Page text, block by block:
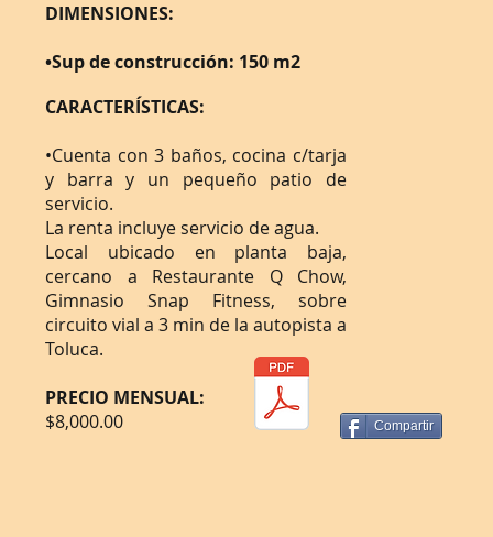
DIMENSIONES:
•Sup de construcción: 150 m2
CARACTERÍSTICAS:
•Cuenta con 3 baños, cocina c/tarja
y barra y un pequeño patio de
servicio.
La renta incluye servicio de agua.
Local ubicado en planta baja,
cercano a Restaurante Q Chow,
Gimnasio Snap Fitness, sobre
circuito vial a 3 min de la autopista a
Toluca.
PRECIO MENSUAL:
$8,000.00
Compartir